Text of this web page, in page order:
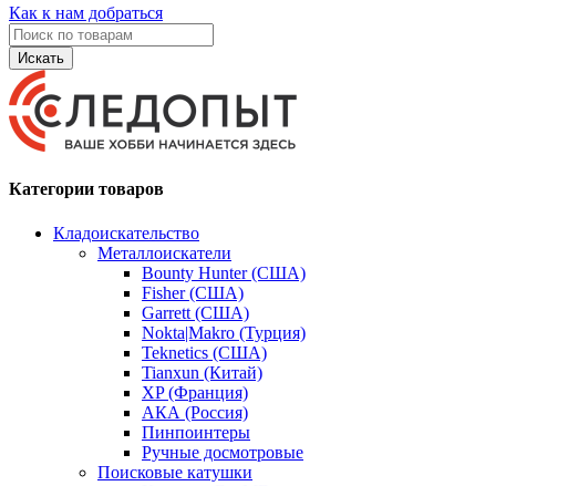
Как к нам добраться
Искать
Категории товаров
Кладоискательство
Металлоискатели
Bounty Hunter (США)
Fisher (США)
Garrett (США)
Nokta|Makro (Турция)
Teknetics (США)
Tianxun (Китай)
XP (Франция)
АКА (Россия)
Пинпоинтеры
Ручные досмотровые
Поисковые катушки